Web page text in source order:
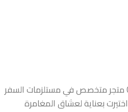
رفيقك في كل رحلة Camel Kit متجر متخصص في مستلزمات السفر
بعناية لعشاق المغامرة